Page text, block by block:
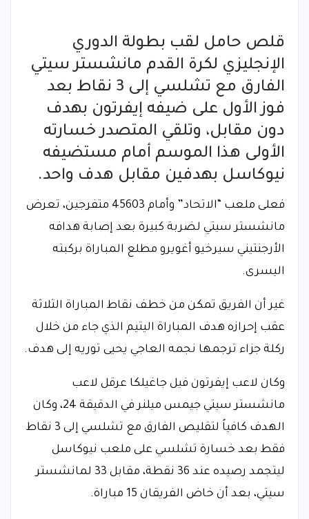
قلص حامل لقب بطولة الدوري
الإنجليزي لكرة القدم مانشستر سيتي
الفارق مع تشلسي إلى 3 نقاط بعد
فوز الأول على ضيفه إيفرتون بهدف
دون مقابل، وتلقي المتصدر خسارته
الأولى هذا الموسم أمام مستضيفه
نيوكاسل بهدفين مقابل هدف واحد.
فعلى ملعب “الاتحاد” وأمام 45603 متفرجين، تعرض
مانشستر سيتي لضربة كبيرة بعد إصابة هدافه
الأرجنتيني سيرخيو أغويرو مطلع المباراة بركبته
اليسرى.
غير أن الفريق تمكن من خطف نقاط المباراة الثلاثة
عقب إحرازه هدف المباراة اليتيم الذي جاء من خلال
ركلة جزاء ترجمها نجمه العاجي يحيى توريه إلى هدف.
وكان لاعب إيفرتون فيل جاغيلكا عرقل لاعب
مانشستر سيتي جيمس ميلنر في الدقيقة 24، وكان
الهدف كافياً لتقليص الفارق مع تشلسي إلى 3 نقاط
فقط بعد خسارة تشلسي على ملعب نيوكاسل
ليتجمد رصيده عند 36 نقطة، مقابل 33 لمانشستر
سيتي، بعد أن خاض الفريقان 15 مباراة.